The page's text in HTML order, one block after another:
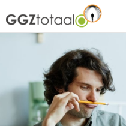
over GGZTotaal abonneren
Home Nieuws